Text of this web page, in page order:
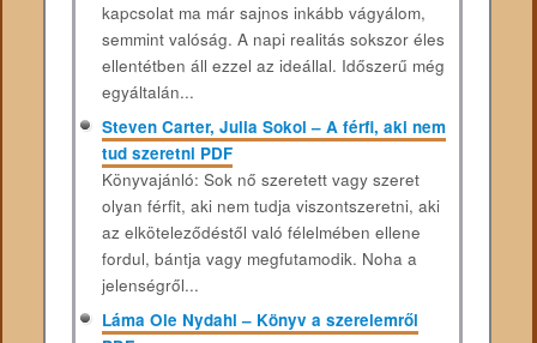
kapcsolat ma már sajnos inkább vágyálom,
semmint valóság. A napi realitás sokszor éles
ellentétben áll ezzel az ideállal. Időszerű még
egyáltalán...
Steven Carter, Julia Sokol – A férfi, aki nem
tud szeretni PDF
Könyvajánló: Sok nő szeretett vagy szeret
olyan férfit, aki nem tudja viszontszeretni, aki
az elköteleződéstől való félelmében ellene
fordul, bántja vagy megfutamodik. Noha a
jelenségről...
Láma Ole Nydahl – Könyv a szerelemről